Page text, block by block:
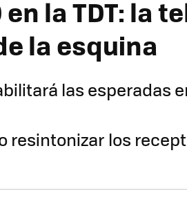
la TDT: la
la esquina
las esperadas
resintonizar los